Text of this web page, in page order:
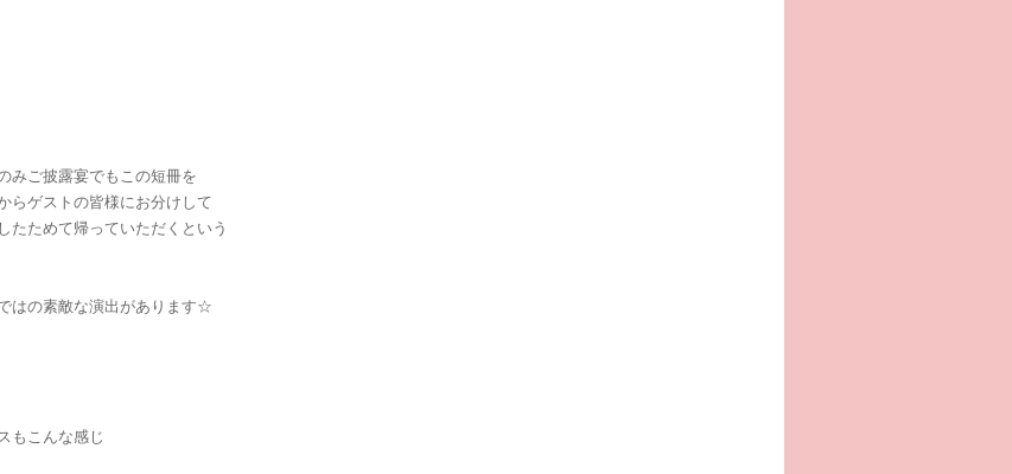
みご披露宴でもこの短冊を
らゲストの皆様にお分けして
たためて帰っていただくという
はの素敵な演出があります☆
もこんな感じ